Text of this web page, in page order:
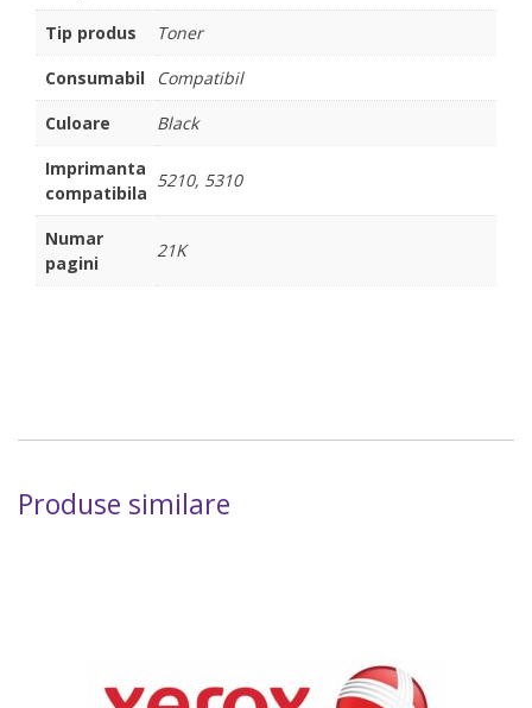
Tip produs
Toner
Consumabil
Compatibil
Culoare
Black
Imprimanta
compatibila
5210, 5310
Numar
pagini
21K
Produse similare